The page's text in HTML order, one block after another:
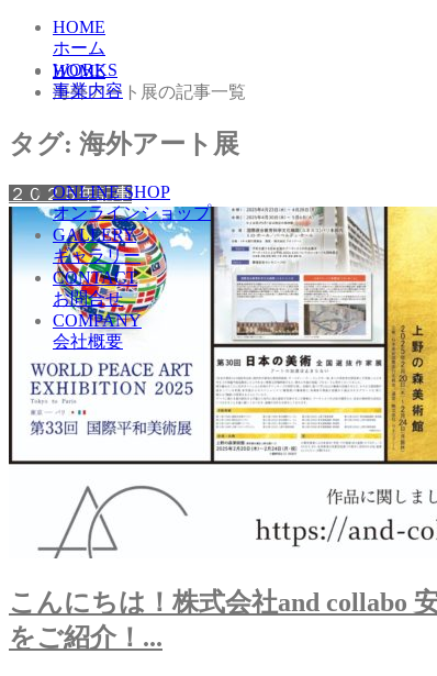
HOME
ホーム
WORKS
事業内容
ONLINE SHOP
オンラインショップ
GALLERY
ギャラリー
CONTACT
お問合せ
COMPANY
会社概要
HOME
海外アート展の記事一覧
タグ: 海外アート展
２０２５年記事
こんにちは！株式会社and collabo
をご紹介！...